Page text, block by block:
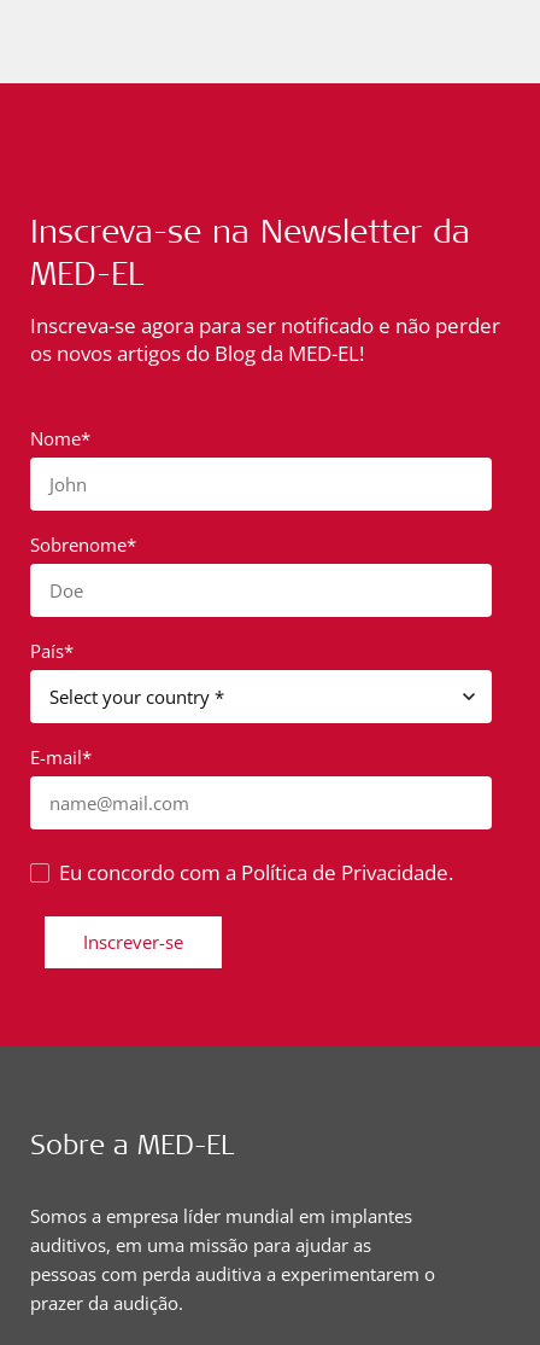
Inscreva-se na Newsletter da
MED-EL
Inscreva-se agora para ser notificado e não perder
os novos artigos do Blog da MED-EL!
Nome*
John
Sobrenome*
Doe
País*
E-mail*
name@mail.com
Eu concordo com a Política de Privacidade.
Inscrever-se
Sobre a MED-EL
Somos a empresa líder mundial em implantes
auditivos, em uma missão para ajudar as
pessoas com perda auditiva a experimentarem o
prazer da audição.